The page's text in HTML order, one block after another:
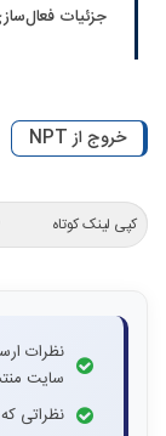
جزئیات
خروج از NPT
کپی لینک کوتاه
نظرات
سایت
نظراتی